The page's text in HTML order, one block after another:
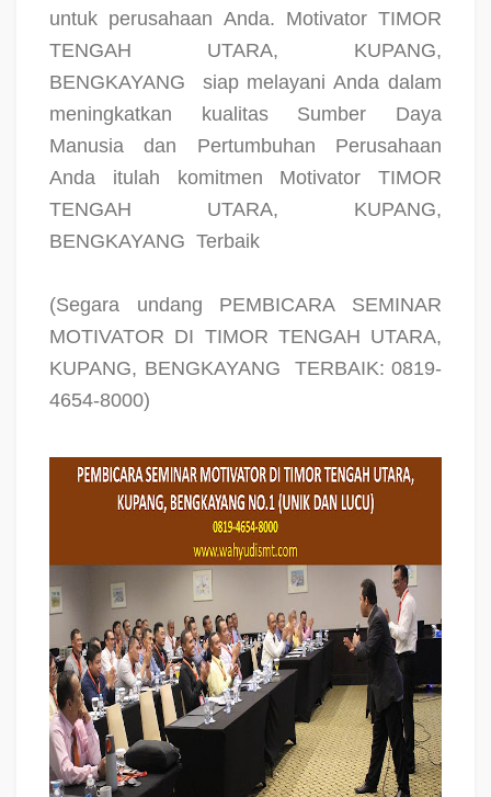
untuk perusahaan Anda. Motivator TIMOR
TENGAH UTARA, KUPANG,
BENGKAYANG
siap melayani Anda dalam
meningkatkan kualitas Sumber Daya
Manusia dan Pertumbuhan Perusahaan
Anda itulah komitmen Motivator TIMOR
TENGAH UTARA, KUPANG,
BENGKAYANG Terbaik
(Segara undang PEMBICARA SEMINAR
MOTIVATOR DI TIMOR TENGAH UTARA,
KUPANG, BENGKAYANG
TERBAIK: 0819-
4654-8000)